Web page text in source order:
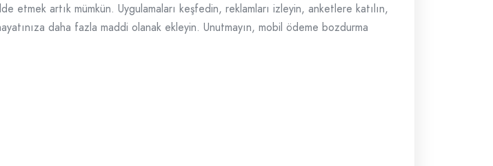
etmek artık mümkün. Uygulamaları keşfedin, reklamları izleyin, anketlere katılın,
daha fazla maddi olanak ekleyin. Unutmayın, mobil ödeme bozdurma